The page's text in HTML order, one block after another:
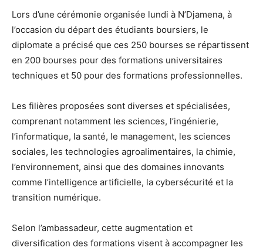
Lors d’une cérémonie organisée lundi à N’Djamena, à
l’occasion du départ des étudiants boursiers, le
diplomate a précisé que ces 250 bourses se répartissent
en 200 bourses pour des formations universitaires
techniques et 50 pour des formations professionnelles.
Les filières proposées sont diverses et spécialisées,
comprenant notamment les sciences, l’ingénierie,
l’informatique, la santé, le management, les sciences
sociales, les technologies agroalimentaires, la chimie,
l’environnement, ainsi que des domaines innovants
comme l’intelligence artificielle, la cybersécurité et la
transition numérique.
Selon l’ambassadeur, cette augmentation et
diversification des formations visent à accompagner les